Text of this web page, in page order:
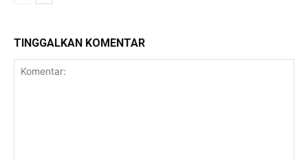
TINGGALKAN KOMENTAR